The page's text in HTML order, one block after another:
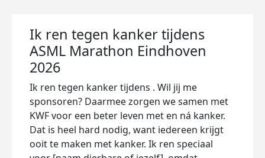
Ik ren tegen kanker tijdens
ASML Marathon Eindhoven
2026
Ik ren tegen kanker tijdens . Wil jij me
sponsoren? Daarmee zorgen we samen met
KWF voor een beter leven met en ná kanker.
Dat is heel hard nodig, want iedereen krijgt
ooit te maken met kanker. Ik ren speciaal